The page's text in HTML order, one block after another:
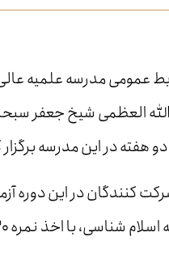
عمومی مدرسه علمیه
العظمی شیخ جعفر
هفته در این مدرسه
کنندگان در این دوره
شناسی، با اخذ نمره ۲۰ معرفی شدند.